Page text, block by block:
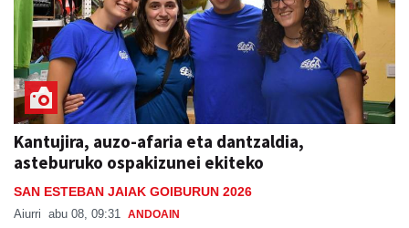
Kantujira, auzo-afaria eta dantzaldia,
asteburuko ospakizunei ekiteko
SAN ESTEBAN JAIAK GOIBURUN 2026
Aiurri abu 08, 09:31 ANDOAIN